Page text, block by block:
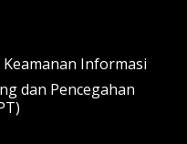
Informasi
dan Pencegahan